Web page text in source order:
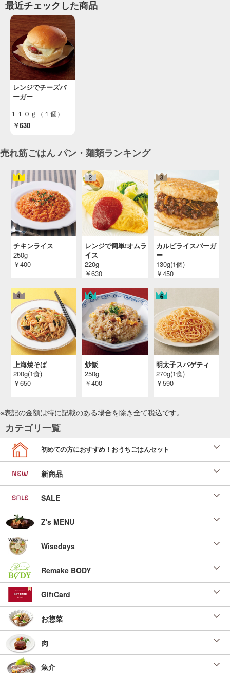
最近チェックした商品
レンジでチーズバ
ーガー
１１０ｇ（１個）
￥630
売れ筋ごはん パン・麺類ランキング
チキンライス
250g
￥400
レンジで簡単!オムラ
イス
220g
￥630
カルビライスバーガ
ー
130g(1個)
￥450
上海焼そば
200g(1食)
￥650
炒飯
250g
￥400
明太子スパゲティ
270g(1食)
￥590
※表記の金額は特に記載のある場合を除き全て税込です。
カテゴリ一覧
初めての方におすすめ！おうちごはんセット
新商品
SALE
Z's MENU
Wisedays
Remake BODY
GiftCard
お惣菜
肉
魚介